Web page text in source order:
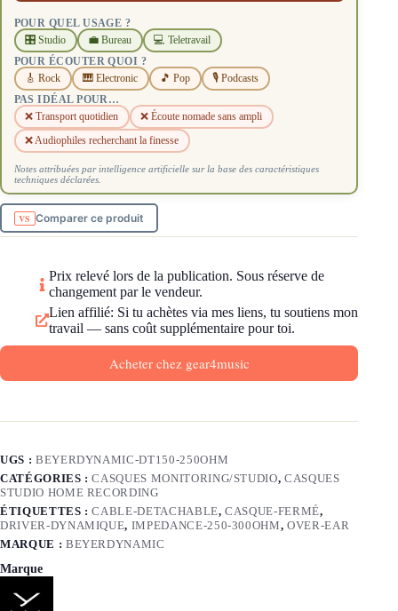
POUR QUEL USAGE ?
🎛️ Studio 💼 Bureau 💻 Teletravail
POUR ÉCOUTER QUOI ?
🎸 Rock 🎹 Electronic 🎵 Pop 🎙️ Podcasts
PAS IDÉAL POUR…
❌ Transport quotidien
❌ Écoute nomade sans ampli
❌ Audiophiles recherchant la finesse
Notes attribuées par intelligence artificielle sur la base des caractéristiques
techniques déclarées.
Comparer ce produit
Prix relevé lors de la publication. Sous réserve de
changement par le vendeur.
Lien affilié: Si tu achètes via mes liens, tu soutiens mon
travail — sans coût supplémentaire pour toi.
Acheter chez gear4music
UGS : BEYERDYNAMIC-DT150-250OHM
CATÉGORIES :CASQUES MONITORING/STUDIO,CASQUES
STUDIO HOME RECORDING
ÉTIQUETTES :CABLE-DETACHABLE,CASQUE-FERMÉ,
DRIVER-DYNAMIQUE, IMPEDANCE-250-300OHM,OVER-EAR
MARQUE : BEYERDYNAMIC
Marque